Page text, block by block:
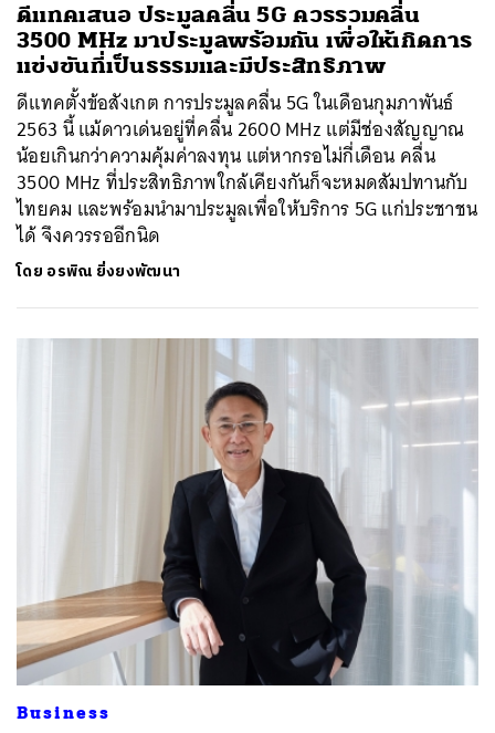
ดีแทคเสนอ ประมูลคลื่น 5G ควรรวมคลื่น
3500 MHz มาประมูลพร้อมกัน เพื่อให้เกิดการ
แข่งขันที่เป็นธรรมและมีประสิทธิภาพ
ดีแทคตั้งข้อสังเกต การประมูลคลื่น 5G ในเดือนกุมภาพันธ์
2563 นี้ แม้ดาวเด่นอยู่ที่คลื่น 2600 MHz แต่มีช่องสัญญาณ
น้อยเกินกว่าความคุ้มค่าลงทุน แต่หากรอไม่กี่เดือน คลื่น
3500 MHz ที่ประสิทธิภาพใกล้เคียงกันก็จะหมดสัมปทานกับ
ไทยคม และพร้อมนำมาประมูลเพื่อให้บริการ 5G แก่ประชาชน
ได้ จึงควรรออีกนิด
โดย อรพิณ ยิ่งยงพัฒนา
Business